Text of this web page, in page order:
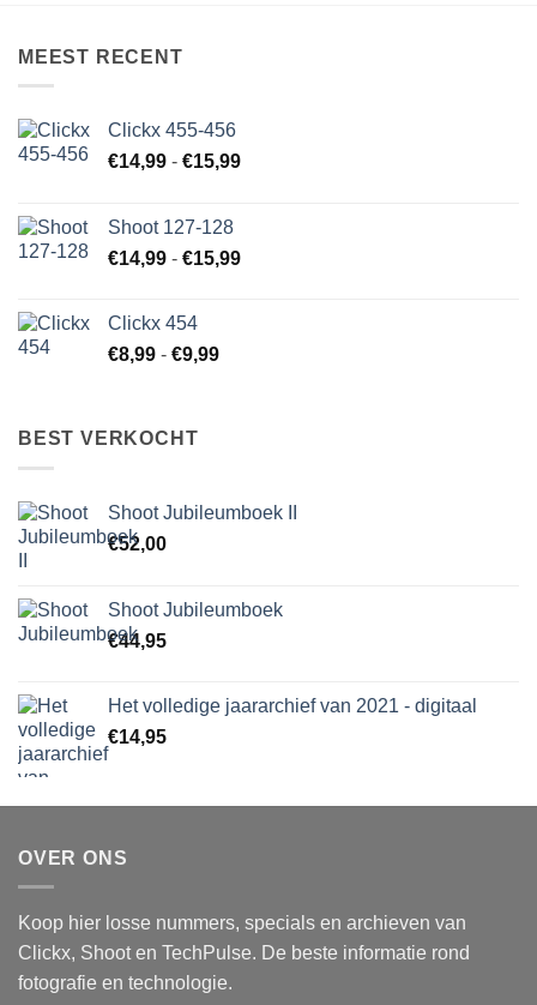
MEEST RECENT
Clickx 455-456
€14,99 - €15,99Prijsklasse:
Shoot 127-128
€14,99 - €15,99Prijsklasse:
Clickx 454
€8,99 - €9,99Prijsklasse:
BEST VERKOCHT
Shoot Jubileumboek II
€52,00
Shoot Jubileumboek
€44,95
Het volledige jaararchief van 2021 - digitaal
€14,95
OVER ONS
Koop hier losse nummers, specials en archieven van
Clickx, Shoot en TechPulse. De beste informatie rond
fotografie en technologie.